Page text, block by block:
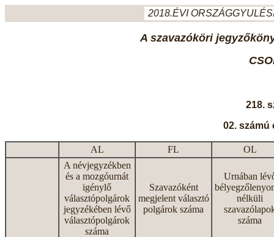
2018.ÉVI
A szavazóköri
218.
02. számú
AL FL
OL
A névjegyzékben
és a mozgóurnát
igénylő
választópolgárok
jegyzékében lévő
választópolgárok
száma
Szavazóként
megjelent választó
polgárok száma
Urnában
nélküli
száma